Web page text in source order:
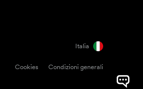
Italia
Cookies Condizioni generali